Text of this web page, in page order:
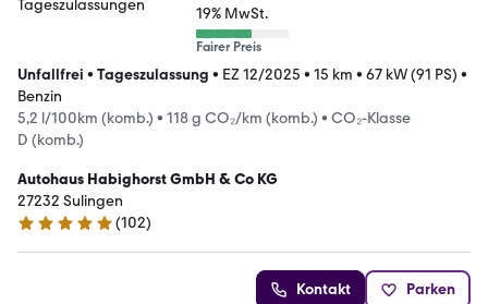
19% MwSt.
Fairer Preis
Unfallfrei • Tageszulassung • EZ 12/2025 • 15 km • 67 kW (91 PS) •
Benzin
5,2 l/100km (komb.) • 118 g CO₂/km (komb.) • CO₂-Klasse
D (komb.)
Autohaus Habighorst GmbH & Co KG
27232 Sulingen
5 Sterne
(102)
Kontakt Parken